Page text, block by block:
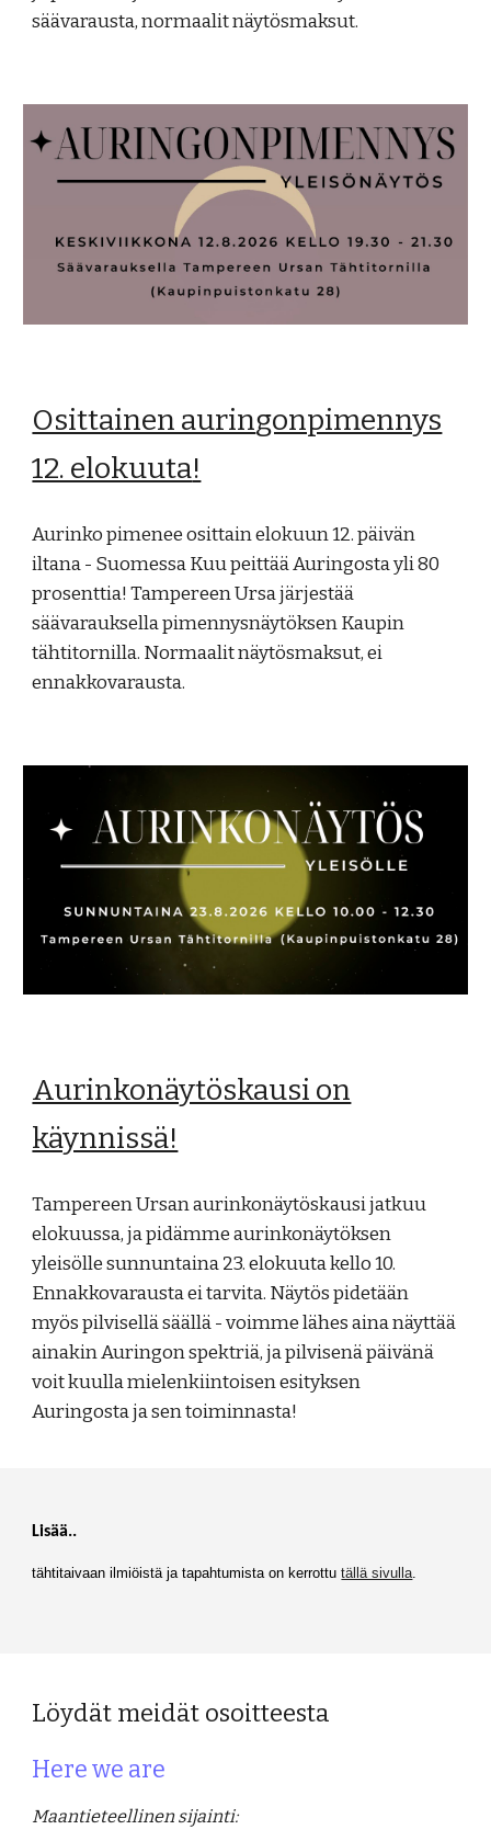
säävarausta, normaalit näytösmaksut.
Osittainen auringonpimennys
12. elokuuta!
Aurinko pimenee osittain elokuun 12. päivän
iltana - Suomessa Kuu peittää Auringosta yli 80
prosenttia! Tampereen Ursa järjestää
säävarauksella pimennysnäytöksen Kaupin
tähtitornilla. Normaalit näytösmaksut, ei
ennakkovarausta.
Aurinkonäytöskausi on
käynnissä!
Tampereen Ursan aurinkonäytöskausi jatkuu
elokuussa, ja pidämme aurinkonäytöksen
yleisölle sunnuntaina 23. elokuuta kello 10.
Ennakkovarausta ei tarvita. Näytös pidetään
myös pilvisellä säällä - voimme lähes aina näyttää
ainakin Auringon spektriä, ja pilvisenä päivänä
voit kuulla mielenkiintoisen esityksen
Auringosta ja sen toiminnasta!
Lisää..
tähtitaivaan ilmiöistä ja tapahtumista on kerrottu tällä sivulla
Löydät meidät osoitteesta
Here we are
Maantieteellinen sijainti: